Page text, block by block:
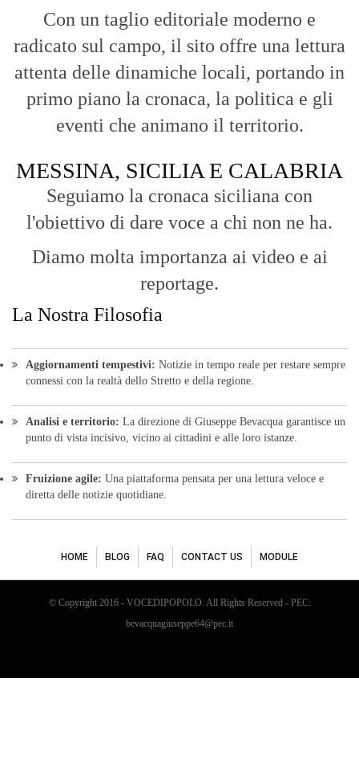
Con un taglio editoriale moderno e
radicato sul campo, il sito offre una lettura
attenta delle dinamiche locali, portando in
primo piano la cronaca, la politica e gli
eventi che animano il territorio.
MESSINA, SICILIA E CALABRIA
Seguiamo la cronaca siciliana con
l'obiettivo di dare voce a chi non ne ha.
Diamo molta importanza ai video e ai
reportage.
La Nostra Filosofia
Aggiornamenti tempestivi: Notizie in tempo reale per restare sempre
connessi con la realtà dello Stretto e della regione.
Analisi e territorio: La direzione di Giuseppe Bevacqua garantisce un
punto di vista incisivo, vicino ai cittadini e alle loro istanze.
Fruizione agile: Una piattaforma pensata per una lettura veloce e
diretta delle notizie quotidiane.
HOME BLOG FAQ CONTACT US MODULE
© Copyright 2016 - VOCEDIPOPOLO. All Rights Reserved - PEC:
bevacquagiuseppe64@pec.it